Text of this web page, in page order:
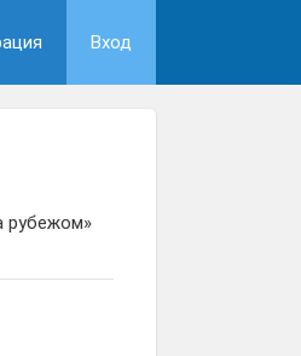
Вход
рубежом»